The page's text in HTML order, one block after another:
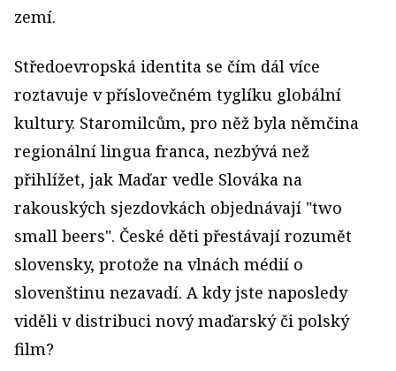
zemí.
Středoevropská identita se čím dál více
roztavuje v příslovečném tyglíku globální
kultury. Staromilcům, pro něž byla němčina
regionální lingua franca, nezbývá než
přihlížet, jak Maďar vedle Slováka na
rakouských sjezdovkách objednávají "two
small beers". České děti přestávají rozumět
slovensky, protože na vlnách médií o
slovenštinu nezavadí. A kdy jste naposledy
viděli v distribuci nový maďarský či polský
film?